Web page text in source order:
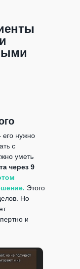
его нужно
с
уметь
через 9
Этого
Но
и